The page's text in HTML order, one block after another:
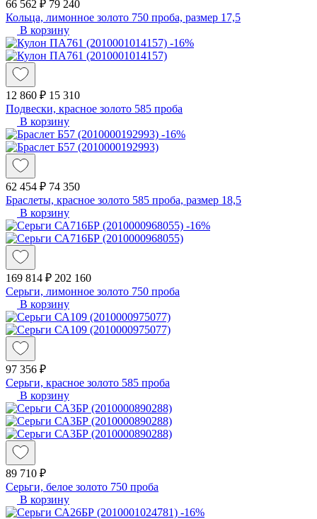
66 562 ₽ 79 240
Кольца, лимонное золото 750 проба, размер 17,5
В корзину
-16%
12 860 ₽ 15 310
Подвески, красное золото 585 проба
В корзину
-16%
62 454 ₽ 74 350
Браслеты, красное золото 585 проба, размер 18,5
В корзину
-16%
169 814 ₽ 202 160
Серьги, лимонное золото 750 проба
В корзину
97 356 ₽
Серьги, красное золото 585 проба
В корзину
89 710 ₽
Серьги, белое золото 750 проба
В корзину
-16%